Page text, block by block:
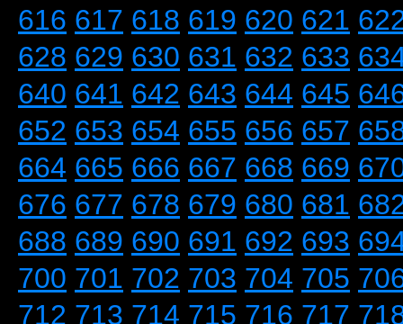
616 617 618 619 620 621
628 629 630 631 632 633
640 641 642 643 644 645
652 653 654 655 656 657
664 665 666 667 668 669
676 677 678 679 680 681
688 689 690 691 692 693
700 701 702 703 704 705
712 713 714 715 716 717